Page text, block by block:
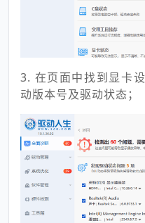
3. 在页面中找到显卡
动版本号及驱动状态；